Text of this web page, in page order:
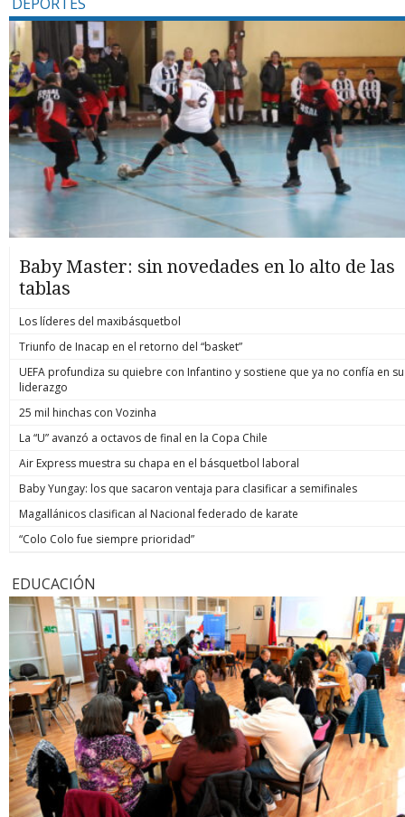
Baby Master: sin novedades en lo alto de las
tablas
Los líderes del maxibásquetbol
Triunfo de Inacap en el retorno del “basket”
UEFA profundiza su quiebre con Infantino y sostiene que ya no confía en su
liderazgo
25 mil hinchas con Vozinha
La “U” avanzó a octavos de final en la Copa Chile
Air Express muestra su chapa en el básquetbol laboral
Baby Yungay: los que sacaron ventaja para clasificar a semifinales
Magallánicos clasifican al Nacional federado de karate
“Colo Colo fue siempre prioridad”
EDUCACIÓN